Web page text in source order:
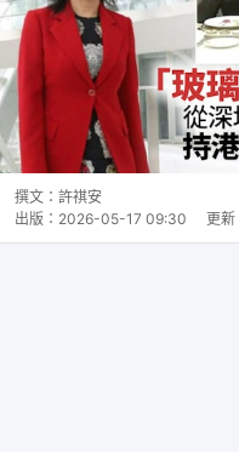
撰文： 許祺安
出版： 2026-05-17 09:30 更新